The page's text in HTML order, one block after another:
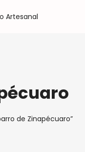
de Zinapécuaro”